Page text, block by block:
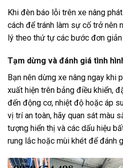
Khi đèn báo lỗi trên xe nâng
cách để tránh làm sự cố trở nên
lý theo thứ tự các bước đơn giản
Tạm dừng và đánh giá tình
Bạn nên dừng xe nâng ngay khi
xuất hiện trên bảng điều khiển,
đến động cơ, nhiệt độ hoặc áp
vị trí an toàn, hãy quan sát màu
tượng hiển thị và các dấu hiệu
rung lắc hoặc mùi khét để đánh